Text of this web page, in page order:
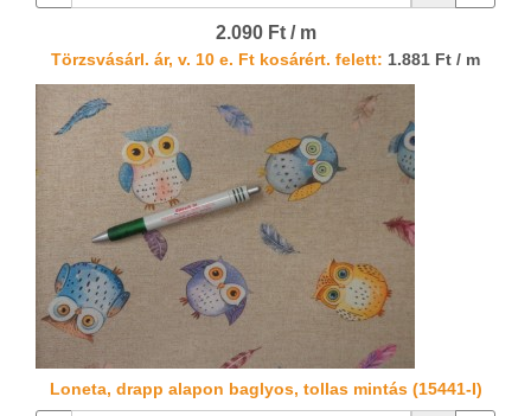
2.090 Ft / m
Törzsvásárl. ár, v. 10 e. Ft kosárért. felett: 1.881 Ft / m
Loneta, drapp alapon baglyos, tollas mintás (15441-I)